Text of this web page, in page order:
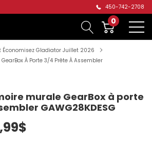
450-742-2708
0
Économisez Gladiator Juillet 2026
À Porte 3/4 Prête À Assembler
murale GearBox à porte
GAWG28KDESG